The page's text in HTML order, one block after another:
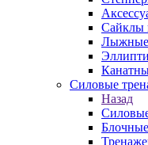
Сайклы
Лыжные
Силовые
Назад